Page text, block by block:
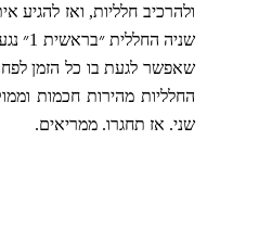
שניה
שאפשר לגעת בו כל הזמן
החלליות מהירות חכמות
שני. אז תחגרו. ממריאים.